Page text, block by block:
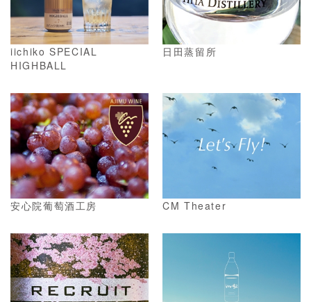
iichiko SPECIAL
HIGHBALL
日田蒸留所
安心院葡萄酒工房 CM Theater